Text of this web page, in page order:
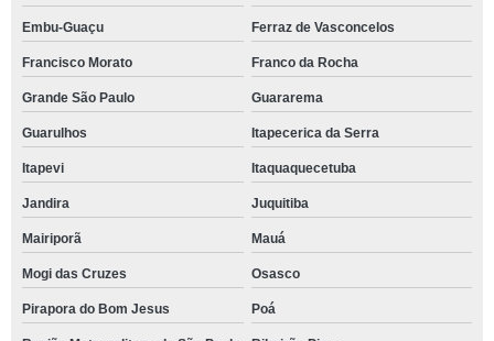
Embu-Guaçu Ferraz de Vasconcelos
Francisco Morato Franco da Rocha
Grande São Paulo Guararema
Guarulhos Itapecerica da Serra
Itapevi Itaquaquecetuba
Jandira Juquitiba
Mairiporã Mauá
Mogi das Cruzes Osasco
Pirapora do Bom Jesus Poá